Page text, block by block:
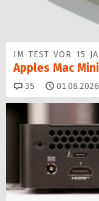
IM TEST VOR 15
Apples Mac
35 Kommentare
01.08.2026